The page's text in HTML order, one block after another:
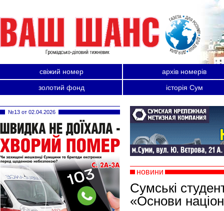
свіжий номер
архів номерів
золотий фонд
історія Сум
новини
Сумські
«Основи
№13 от 02.04.2026